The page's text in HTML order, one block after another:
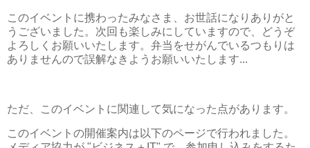
このイベントに携わったみなさま、お世話になりありがと
うございました。次回も楽しみにしていますので、どうぞ
よろしくお願いいたします。弁当をせがんでいるつもりは
ありませんので誤解なきようお願いいたします...
ただ、このイベントに関連して気になった点があります。
このイベントの開催案内は以下のページで行われました。